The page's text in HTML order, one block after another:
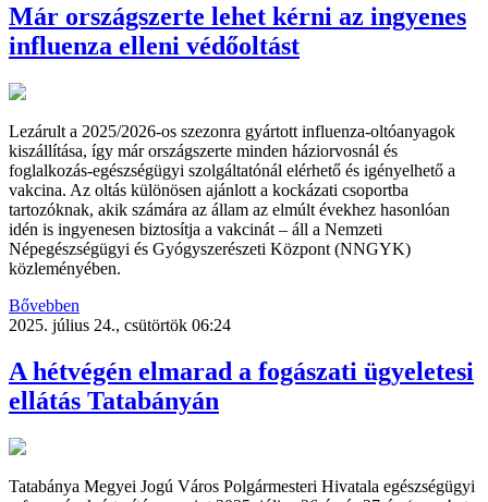
Már országszerte lehet kérni az ingyenes
influenza elleni védőoltást
Lezárult a 2025/2026-os szezonra gyártott influenza-oltóanyagok
kiszállítása, így már országszerte minden háziorvosnál és
foglalkozás-egészségügyi szolgáltatónál elérhető és igényelhető a
vakcina. Az oltás különösen ajánlott a kockázati csoportba
tartozóknak, akik számára az állam az elmúlt évekhez hasonlóan
idén is ingyenesen biztosítja a vakcinát – áll a Nemzeti
Népegészségügyi és Gyógyszerészeti Központ (NNGYK)
közleményében.
Bővebben
2025. július 24., csütörtök 06:24
A hétvégén elmarad a fogászati ügyeletesi
ellátás Tatabányán
Tatabánya Megyei Jogú Város Polgármesteri Hivatala egészségügyi